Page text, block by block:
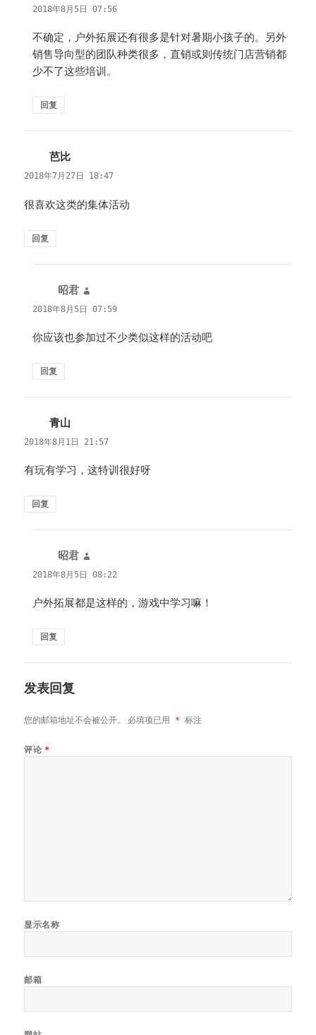
道：
2018年8月5日 07:56
不确定，户外拓展还有很多是针对暑期小孩子的。另外
销售导向型的团队种类很多，直销或则传统门店营销都
少不了这些培训。
回复
芭比
道：
2018年7月27日 18:47
很喜欢这类的集体活动
回复
昭君
道：
2018年8月5日 07:59
你应该也参加过不少类似这样的活动吧
回复
青山
道：
2018年8月1日 21:57
有玩有学习，这特训很好呀
回复
昭君
道：
2018年8月5日 08:22
户外拓展都是这样的，游戏中学习嘛！
回复
发表回复
您的邮箱地址不会被公开。 必填项已用 * 标注
评论 *
显示名称
邮箱